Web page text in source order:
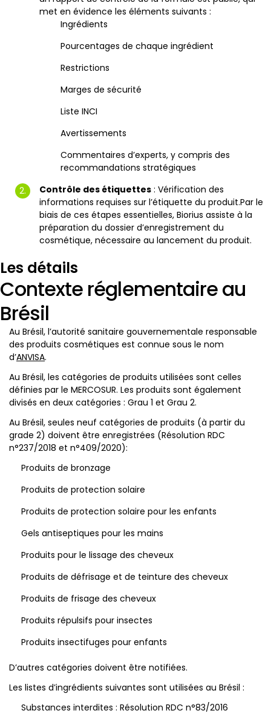
met en évidence les éléments suivants :
Ingrédients
Pourcentages de chaque ingrédient
Restrictions
Marges de sécurité
Liste INCI
Avertissements
Commentaires d’experts, y compris des
recommandations stratégiques
Contrôle des étiquettes : Vérification des
informations requises sur l’étiquette du produit.Par le
biais de ces étapes essentielles, Biorius assiste à la
préparation du dossier d’enregistrement du
cosmétique, nécessaire au lancement du produit.
Les détails
Contexte réglementaire au
Brésil
Au Brésil, l’autorité sanitaire gouvernementale responsable
des produits cosmétiques est connue sous le nom
d’ANVISA.
Au Brésil, les catégories de produits utilisées sont celles
définies par le MERCOSUR. Les produits sont également
divisés en deux catégories : Grau 1 et Grau 2.
Au Brésil, seules neuf catégories de produits (à partir du
grade 2) doivent être enregistrées (Résolution RDC
n°237/2018 et n°409/2020):
Produits de bronzage
Produits de protection solaire
Produits de protection solaire pour les enfants
Gels antiseptiques pour les mains
Produits pour le lissage des cheveux
Produits de défrisage et de teinture des cheveux
Produits de frisage des cheveux
Produits répulsifs pour insectes
Produits insectifuges pour enfants
D’autres catégories doivent être notifiées.
Les listes d’ingrédients suivantes sont utilisées au Brésil :
Substances interdites : Résolution RDC n°83/2016